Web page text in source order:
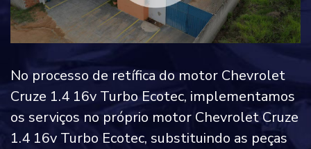
No processo de retífica do motor Chevrolet
Cruze 1.4 16v Turbo Ecotec, implementamos
os serviços no próprio motor Chevrolet Cruze
1.4 16v Turbo Ecotec, substituindo as peças